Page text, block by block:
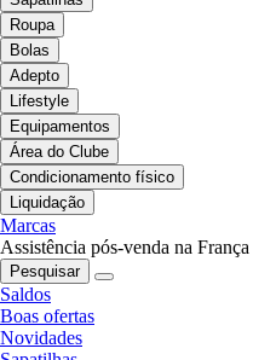
Roupa
Bolas
Adepto
Lifestyle
Equipamentos
Área do Clube
Condicionamento físico
Liquidação
Marcas
Assistência pós-venda na França
Pesquisar
Saldos
Boas ofertas
Novidades